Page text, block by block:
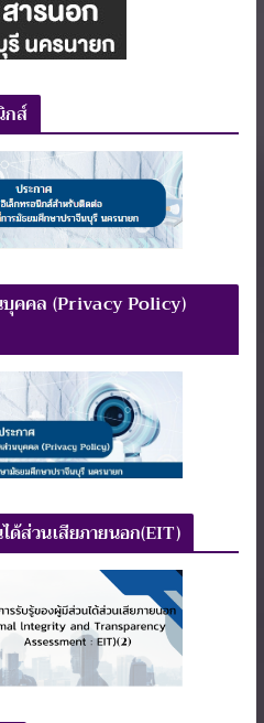
กส์
คคล (Privacy Policy)
ด้ส่วนเสียภายนอก(EIT)